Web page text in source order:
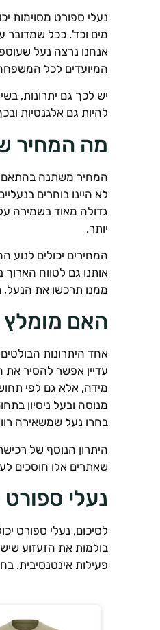
נעלי ספורט מסוימות
מים וכד'. ככל שמדובר
אנחנו נרצה נעל
המיועדים לכל
יש לכך גם יתרונות,
להיות גם אלגנטיות
מה המחיר
המחיר משתנה בהתאם
לא היינו בוחרים
גדולה מאוד בשמירה
יותר.
אותנו גם לטווח
ממנו תרכשו את הנעל,
האם מומלץ
אחד היתרונות
עדיין אפשר להסיר את
מידה, אלא גם לפי
מנוסה ובעל ניסיון
בחרו נעל שמשאירה רווח קטן של כ-1.2 ס"מ בין הבוהן וקצה
היתרון הנוסף של
שאתרים אלו חוסכים
נעלי
לסיכום, נעלי ספורט
בולמות את הזעזוע
פעילות אינטנסיבית.